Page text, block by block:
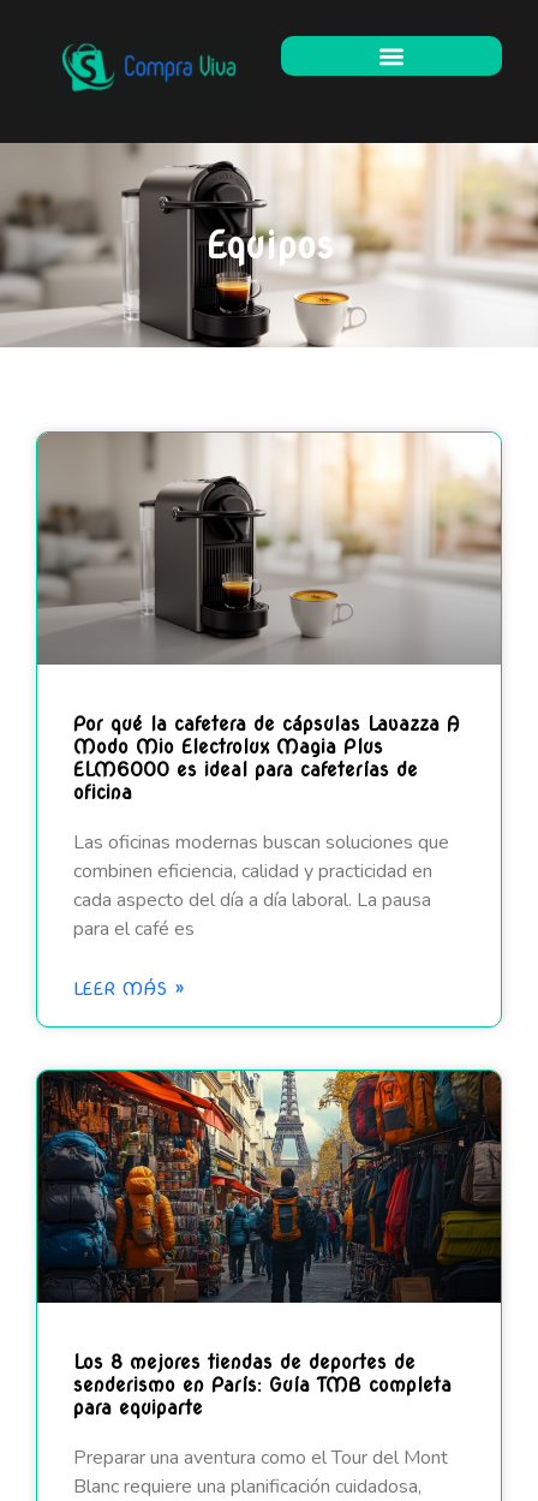
Equipos
Por qué la cafetera de cápsulas Lavazza A
Modo Mio Electrolux Magia Plus
ELM6000 es ideal para cafeterías de
oficina
Las oficinas modernas buscan soluciones que
combinen eficiencia, calidad y practicidad en
cada aspecto del día a día laboral. La pausa
para el café es
LEER MÁS »
Los 8 mejores tiendas de deportes de
senderismo en París: Guía TMB completa
para equiparte
Preparar una aventura como el Tour del Mont
Blanc requiere una planificación cuidadosa,